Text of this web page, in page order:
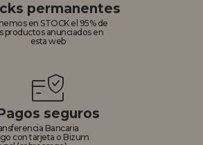
permanentes
en STOCK el 95% de
productos anunciados en
esta web
seguros
Bancaria
con tarjeta o Bizum